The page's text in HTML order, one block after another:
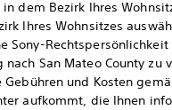
in dem Bezirk Ihres
Ihres Wohnsitzes
Sony-
nach San Mateo County zu
und Kosten
aufkommt, die Ihnen